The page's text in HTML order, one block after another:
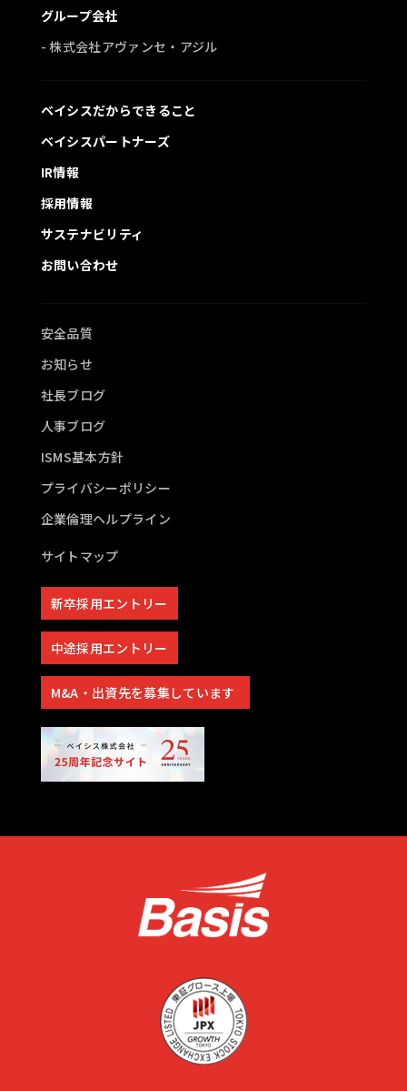
グループ会社
- 株式会社アヴァンセ・アジル
ベイシスだからできること
ベイシスパートナーズ
IR情報
採用情報
サステナビリティ
お問い合わせ
安全品質
お知らせ
社長ブログ
人事ブログ
ISMS基本方針
プライバシーポリシー
企業倫理ヘルプライン
サイトマップ
新卒採用エントリー
中途採用エントリー
M&A・出資先を募集しています